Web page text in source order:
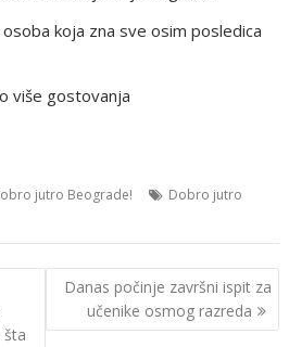
koja zna sve osim posledica
više gostovanja
jutro Beograde!
Dobro jutro
šta
Danas počinje završni ispit za
učenike osmog razreda